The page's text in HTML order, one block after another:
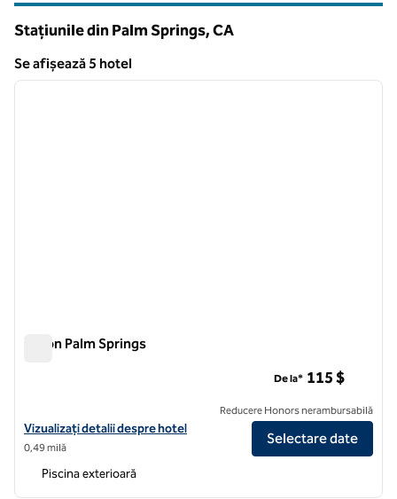
Stațiunile din Palm Springs,CA
Se afișează 5 hotel
Se afișează 5 hotel
1 din 12
Hilton Palm Springs
Vizualizați detaliile hotelului Hilton Palm Springs
Vizualizați detalii despre hotel
0,49 milă
De la* 115 $
Reducere Honors nerambursabilă
Selectare date
Piscina exterioară